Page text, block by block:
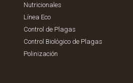
Nutricionales
Línea Eco
Control de Plagas
Control Biológico de Plagas
Polinización